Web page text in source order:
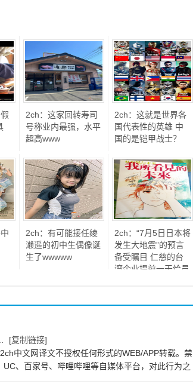
2ch：这家回转寿司
号称业内最强，水平
超高www
2ch：这就是世界各
国代表性的英雄 中
国的是铠甲战士？
2ch：有可能接任绫
濑遥的初中生偶像诞
生了wwwww
2ch：“7月5日日本将
发生大地震”的预言
备受瞩目 仁慈的台
湾企业提前一天给员
[复制链接]
中文网译文不授权任何形式的WEB/APP转载。禁
、百家号、哔哩哔哩等自媒体平台，对此行为之